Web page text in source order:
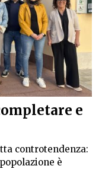
e
controtendenza:
è